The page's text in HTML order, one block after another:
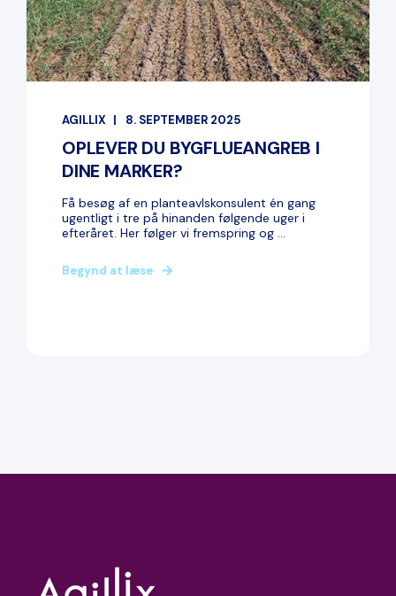
AGILLIX 8. SEPTEMBER 2025
OPLEVER DU BYGFLUEANGREB I
DINE MARKER?
Få besøg af en planteavlskonsulent én gang
ugentligt i tre på hinanden følgende uger i
efteråret. Her følger vi fremspring og ...
Begynd at læse